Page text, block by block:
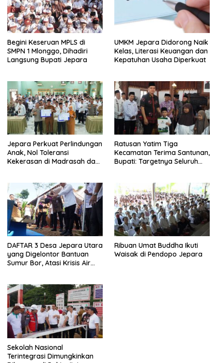
Begini Keseruan MPLS di
SMPN 1 Mlonggo, Dihadiri
Langsung Bupati Jepara
UMKM Jepara Didorong Naik
Kelas, Literasi Keuangan dan
Kepatuhan Usaha Diperkuat
Jepara Perkuat Perlindungan
Anak, Nol Toleransi
Kekerasan di Madrasah dan
Ratusan Yatim Tiga
Kecamatan Terima Santunan,
Bupati: Targetnya Seluruh
DAFTAR 3 Desa Jepara Utara
yang Digelontor Bantuan
Sumur Bor, Atasi Krisis Air
Ribuan Umat Buddha Ikuti
Waisak di Pendopo Jepara
Sekolah Nasional
Terintegrasi Dimungkinkan